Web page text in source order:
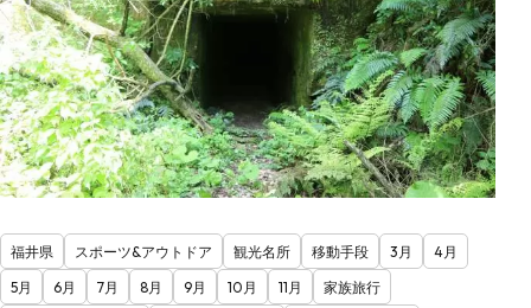
福井県 スポーツ&アウトドア 観光名所 移動手段 3月
4月
5月
6月 7月 8月 9月 10月 11月
家族旅行